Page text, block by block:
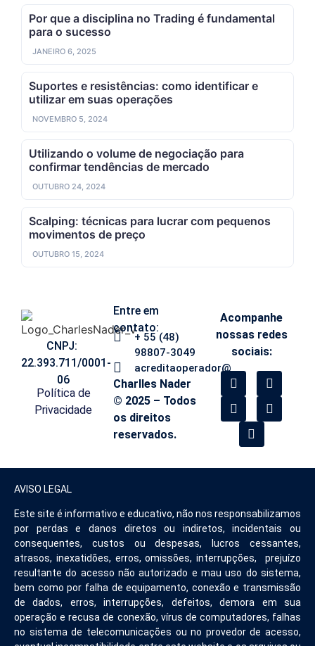
Por que a disciplina no Trading é fundamental
para o sucesso
JANEIRO 6, 2025
Suportes e resistências: como identificar e
utilizar em suas operações
NOVEMBRO 5, 2024
Utilizando o volume de negociação para
confirmar tendências de mercado
OUTUBRO 24, 2024
Scalping: técnicas para lucrar com pequenos
movimentos de preço
OUTUBRO 15, 2024
CNPJ:
22.393.711/0001-
06
Política de
Privacidade
Entre em
contato:
+ 55 (48)
98807-3049
acreditaoperador@
Charlles Nader
© 2025 – Todos
os direitos
reservados.
Acompanhe
nossas redes
sociais:
AVISO LEGAL
Este site é informativo e educativo, não nos responsabilizamos
por perdas e danos diretos ou indiretos, incidentais ou
consequentes, custos ou despesas, lucros cessantes,
atrasos, inexatidões, erros, omissões, interrupções, prejuízo
resultante do acesso não autorizado e mau uso do sistema,
bem como por falha de equipamento, conexão e transmissão
de dados, erros, interrupções, defeitos, demora em sua
operação e recusa de conexão, vírus de computadores, falhas
no sistema de telecomunicações ou no provedor de acesso,